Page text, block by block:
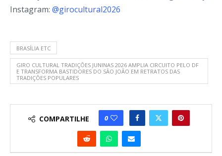
Instagram: @girocultural2026
BRASÍLIA ETC
GIRO CULTURAL TRADIÇÕES JUNINAS 2026 AMPLIA CIRCUITO PELO DF
E TRANSFORMA BASTIDORES DO SÃO JOÃO EM RETRATOS DAS
TRADIÇÕES POPULARES
COMPARTILHE 0